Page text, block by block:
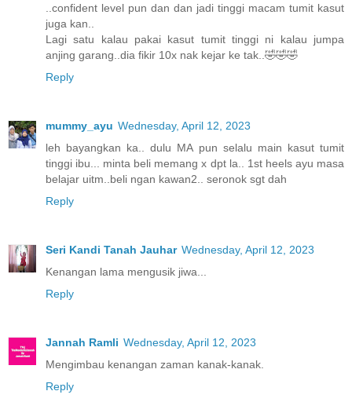
..confident level pun dan dan jadi tinggi macam tumit kasut
juga kan..
Lagi satu kalau pakai kasut tumit tinggi ni kalau jumpa
anjing garang..dia fikir 10x nak kejar ke tak..🤣🤣🤣
Reply
mummy_ayu Wednesday, April 12, 2023
leh bayangkan ka.. dulu MA pun selalu main kasut tumit
tinggi ibu... minta beli memang x dpt la.. 1st heels ayu masa
belajar uitm..beli ngan kawan2.. seronok sgt dah
Reply
Seri Kandi Tanah Jauhar Wednesday, April 12, 2023
Kenangan lama mengusik jiwa...
Reply
Jannah Ramli Wednesday, April 12, 2023
Mengimbau kenangan zaman kanak-kanak.
Reply